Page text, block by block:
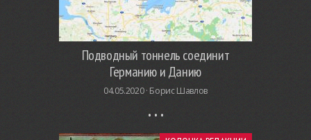
Подводный тоннель соединит
Германию и Данию
04.05.2020 · Борис Шавлов